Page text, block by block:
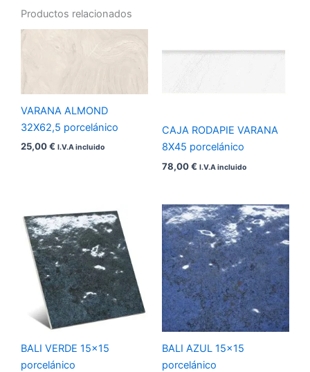
Productos relacionados
VARANA ALMOND
32X62,5 porcelánico
25,00€ I.V.A incluido
CAJA RODAPIE VARANA
8X45 porcelánico
78,00€ I.V.A incluido
BALI VERDE 15×15
porcelánico
BALI AZUL 15×15
porcelánico